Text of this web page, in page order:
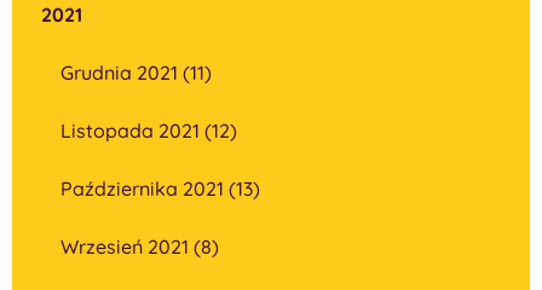
2021
Grudnia 2021 (11)
Listopada 2021 (12)
Października 2021 (13)
Wrzesień 2021 (8)